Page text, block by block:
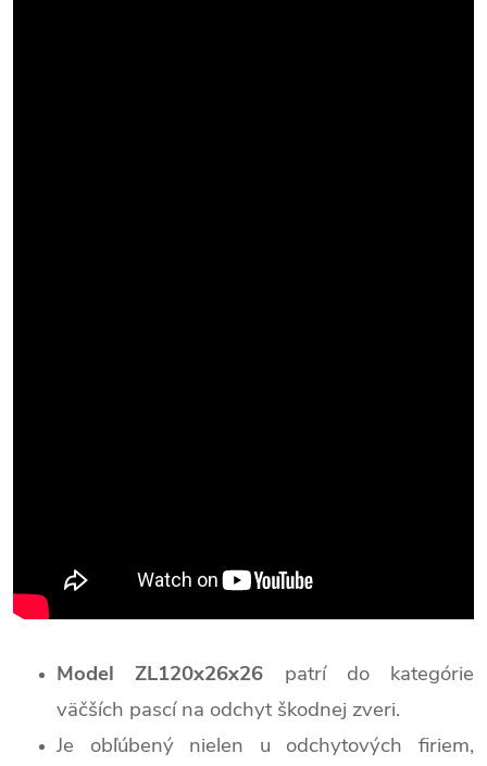
Model ZL120x26x26 patrí do kategórie
väčších pascí na odchyt škodnej zveri.
Je obľúbený nielen u odchytových firiem,